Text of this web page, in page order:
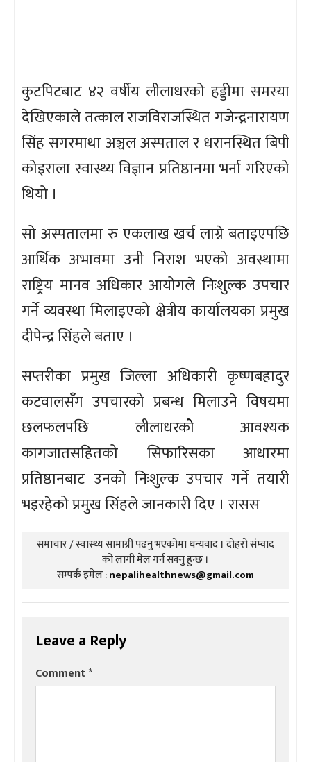
कुटपिटबाट ४२ वर्षीय लीलाधरको हड्डीमा समस्या
देखिएकाले तत्काल राजविराजस्थित गजेन्द्रनारायण
सिंह सगरमाथा अञ्चल अस्पताल र धरानस्थित बिपी
कोइराला स्वास्थ्य विज्ञान प्रतिष्ठानमा भर्ना गरिएको
थियो ।
सो अस्पतालमा रु एकलाख खर्च लाग्ने बताइएपछि
आर्थिक अभावमा उनी निराश भएको अवस्थामा
राष्ट्रिय मानव अधिकार आयोगले निःशुल्क उपचार
गर्ने व्यवस्था मिलाइएको क्षेत्रीय कार्यालयका प्रमुख
दीपेन्द्र सिंहले बताए ।
सप्तरीका प्रमुख जिल्ला अधिकारी कृष्णबहादुर
कटवालसँग उपचारको प्रबन्ध मिलाउने विषयमा
छलफलपछि लीलाधरकोे आवश्यक
कागजातसहितको सिफारिसका आधारमा
प्रतिष्ठानबाट उनको निःशुल्क उपचार गर्ने तयारी
भइरहेको प्रमुख सिंहले जानकारी दिए । रासस
समाचार / स्वास्थ्य सामाग्री पढनु भएकोमा धन्यवाद । दोहरो संम्वाद
को लागी मेल गर्न सक्नु हुन्छ ।
सम्पर्क इमेल :nepalihealthnews@gmail.com
Leave a Reply
Comment*